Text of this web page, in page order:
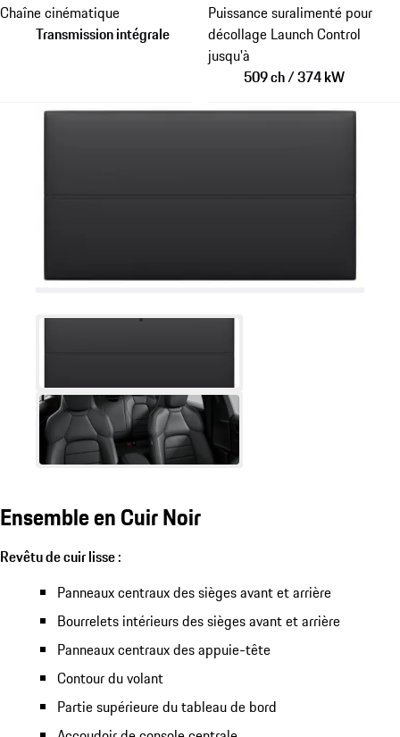
Chaîne cinématique
Transmission intégrale
Puissance suralimenté pour
décollage Launch Control
jusqu'à
509 ch / 374 kW
Ensemble en Cuir Noir
Revêtu de cuir lisse :
Panneaux centraux des sièges avant et arrière
Bourrelets intérieurs des sièges avant et arrière
Panneaux centraux des appuie-tête
Contour du volant
Partie supérieure du tableau de bord